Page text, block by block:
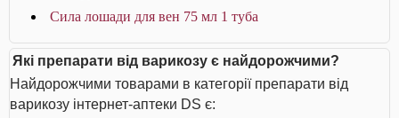
Сила лошади для вен 75 мл 1 туба
Які препарати від варикозу є найдорожчими?
Найдорожчими товарами в категорії препарати від
варикозу інтернет-аптеки DS є: